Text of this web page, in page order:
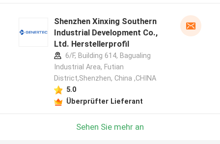
Shenzhen Xinxing Southern
Industrial Development Co.,
Ltd. Herstellerprofil
6/F, Building 614, Bagualing
Industrial Area, Futian
District,Shenzhen, China ,CHINA
5.0
Überprüfter Lieferant
Sehen Sie mehr an